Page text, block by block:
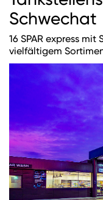
Oberösterreich
Niederösterreich
Wien
Burgenland
Unternehmen
Nachhaltigkeit
Schwechat
16 SPAR express
vielfältigem